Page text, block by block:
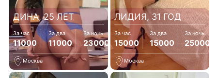
ДИНА, 25 ЛЕТ
За час
11000
За два
11000
За ночь
23000
Москва
ЛИДИЯ, 31 ГОД
За час
15000
За два
15000
За ночь
25000
Москва